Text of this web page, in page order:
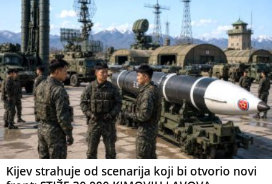
Kijev strahuje od scenarija koji bi otvorio novi